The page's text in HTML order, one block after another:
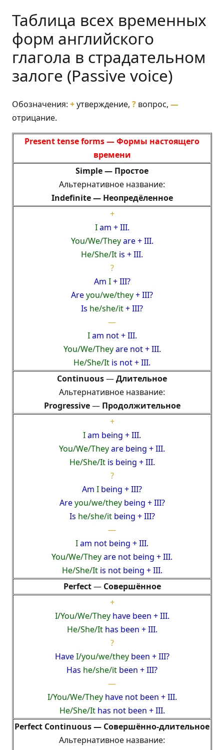
Таблица всех временных
форм английского
глагола в страдательном
залоге (Passive voice)
Обозначения: +утверждение, ? вопрос, —
отрицание.
Present tense forms —Формы настоящего
времени
Simple — Простое
Альтернативное название:
Indefinite — Неопредёленное
+
Iam + III.
You/We/Theyare + III.
He/She/It is + III.
?
Am I+ III?
Areyou/we/they+ III?
Is he/she/it+ III?
—
Iam not + III.
You/We/Theyare not + III.
He/She/It is not + III.
Continuous—Длительное
Альтернативное название:
Progressive— Продолжительное
+
Iam being + III.
You/We/Theyare being + III.
He/She/Itis being + III.
?
Am I being + III?
Areyou/we/theybeing + III?
Is he/she/itbeing + III?
—
Iam not being + III.
You/We/Theyare not being + III.
He/She/Itis not being + III.
Perfect— Совершённое
+
I/You/We/Theyhave been + III.
He/She/Ithas been + III.
?
HaveI/you/we/theybeen + III?
Has he/she/it been + III?
—
I/You/We/Theyhave not been + III.
He/She/Ithas not been + III.
Perfect Continuous — Совершённо-длительное
Альтернативное название: